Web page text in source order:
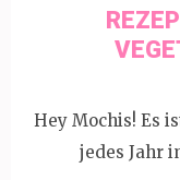
Hey Mochis! Es
jedes Jahr